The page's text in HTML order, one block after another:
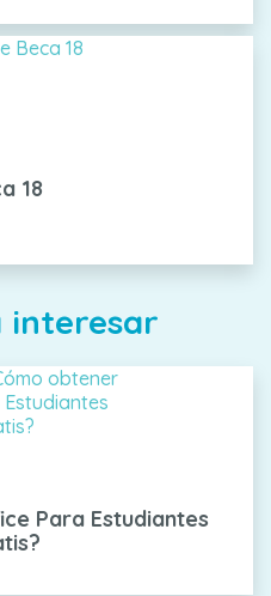
18
interesar
Para Estudiantes